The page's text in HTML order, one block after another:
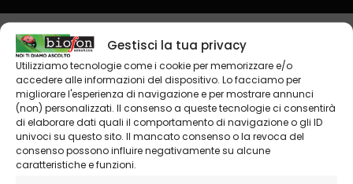
Gestisci la tua privacy
Utilizziamo tecnologie come i cookie per memorizzare e/o
accedere alle informazioni del dispositivo. Lo facciamo per
migliorare l'esperienza di navigazione e per mostrare annunci
(non) personalizzati. Il consenso a queste tecnologie ci consentirà
di elaborare dati quali il comportamento di navigazione o gli ID
univoci su questo sito. Il mancato consenso o la revoca del
consenso possono influire negativamente su alcune
caratteristiche e funzioni.
Ricerca e Sviluppo
Oltre al fondamentale aspetto umano, noi di Biofon
Acustica diamo particolare importanza anche alla
ricerca e sviluppo di nuove soluzioni e strumenti